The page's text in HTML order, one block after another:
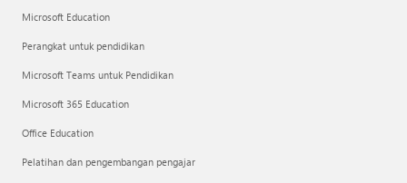
Microsoft Education
Perangkat untuk pendidikan
Microsoft Teams untuk Pendidikan
Microsoft 365 Education
Office Education
Pelatihan dan pengembangan pengajar